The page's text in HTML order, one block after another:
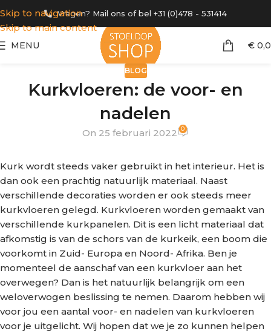
Skip to navigation
Skip to main content
Vragen? Mail ons ofbel +31 (0)478 - 531414
MENU €
BLOG
Kurkvloeren: de voor- en
nadelen
On 25 februari 2022 0
Kurk wordt steeds vaker gebruikt in het interieur. Het is
dan ook een prachtig natuurlijk materiaal. Naast
verschillende decoraties worden er ook steeds meer
kurkvloeren gelegd. Kurkvloeren worden gemaakt van
verschillende kurkpanelen. Dit is een licht materiaal dat
afkomstig is van de schors van de kurkeik, een boom die
voorkomt in Zuid- Europa en Noord- Afrika. Ben je
momenteel de aanschaf van een kurkvloer aan het
overwegen? Dan is het natuurlijk belangrijk om een
weloverwogen beslissing te nemen. Daarom hebben wij
voor jou een aantal voor- en nadelen van kurkvloeren
voor je uitgelicht. Wij hopen dat we je zo kunnen helpen